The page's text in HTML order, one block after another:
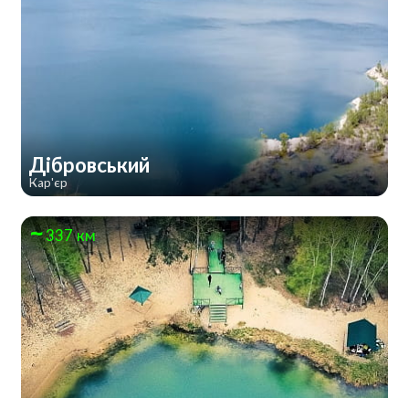
Дібровський
Кар'єр
337 км